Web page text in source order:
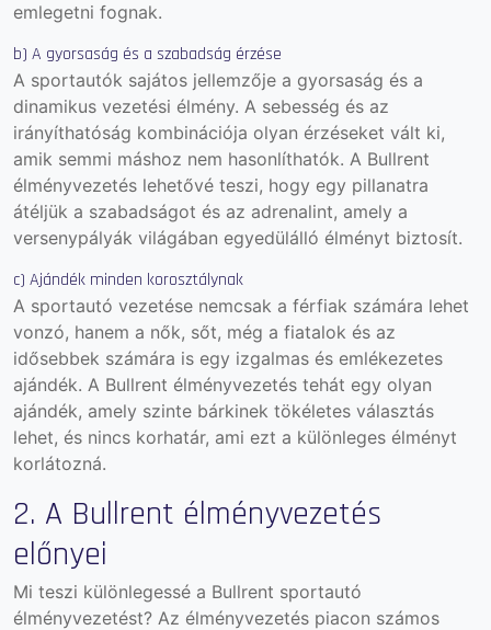
emlegetni fognak.
b) A gyorsaság és a szabadság érzése
A sportautók sajátos jellemzője a gyorsaság és a
dinamikus vezetési élmény. A sebesség és az
irányíthatóság kombinációja olyan érzéseket vált ki,
amik semmi máshoz nem hasonlíthatók. A Bullrent
élményvezetés lehetővé teszi, hogy egy pillanatra
átéljük a szabadságot és az adrenalint, amely a
versenypályák világában egyedülálló élményt biztosít.
c) Ajándék minden korosztálynak
A sportautó vezetése nemcsak a férfiak számára lehet
vonzó, hanem a nők, sőt, még a fiatalok és az
idősebbek számára is egy izgalmas és emlékezetes
ajándék. A Bullrent élményvezetés tehát egy olyan
ajándék, amely szinte bárkinek tökéletes választás
lehet, és nincs korhatár, ami ezt a különleges élményt
korlátozná.
2. A Bullrent élményvezetés
előnyei
Mi teszi különlegessé a Bullrent sportautó
élményvezetést? Az élményvezetés piacon számos